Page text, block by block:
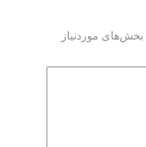
بخش‌های موردنیاز